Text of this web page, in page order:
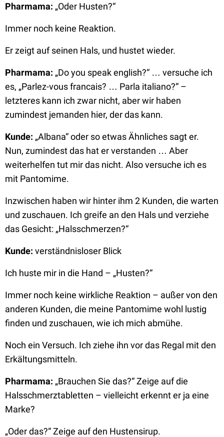
Pharmama: „Oder Husten?“
Immer noch keine Reaktion.
Er zeigt auf seinen Hals, und hustet wieder.
Pharmama: „Do you speak english?“ … versuche ich
es, „Parlez-vous francais? … Parla italiano?“ –
letzteres kann ich zwar nicht, aber wir haben
zumindest jemanden hier, der das kann.
Kunde: „Albana“ oder so etwas Ähnliches sagt er.
Nun, zumindest das hat er verstanden … Aber
weiterhelfen tut mir das nicht. Also versuche ich es
mit Pantomime.
Inzwischen haben wir hinter ihm 2 Kunden, die warten
und zuschauen. Ich greife an den Hals und verziehe
das Gesicht: „Halsschmerzen?“
Kunde: verständnisloser Blick
Ich huste mir in die Hand – „Husten?“
Immer noch keine wirkliche Reaktion – außer von den
anderen Kunden, die meine Pantomime wohl lustig
finden und zuschauen, wie ich mich abmühe.
Noch ein Versuch. Ich ziehe ihn vor das Regal mit den
Erkältungsmitteln.
Pharmama: „Brauchen Sie das?“ Zeige auf die
Halsschmerztabletten – vielleicht erkennt er ja eine
Marke?
„Oder das?“ Zeige auf den Hustensirup.